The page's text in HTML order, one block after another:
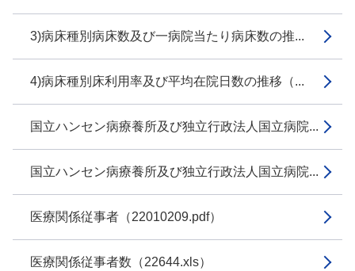
3)病床種別病床数及び一病院当たり病床数の推...
4)病床種別床利用率及び平均在院日数の推移（...
国立ハンセン病療養所及び独立行政法人国立病院...
国立ハンセン病療養所及び独立行政法人国立病院...
医療関係従事者（22010209.pdf）
医療関係従事者数（22644.xls）